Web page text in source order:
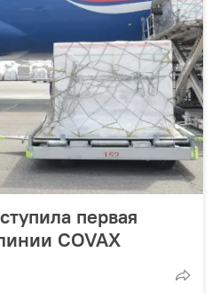
первая
COVAX